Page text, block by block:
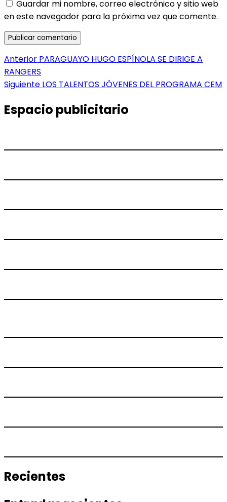
Guardar mi nombre, correo electrónico y sitio web
en este navegador para la próxima vez que comente.
Navegación
de
Anterior Entrada
anterior:
PARAGUAYO HUGO ESPÍNOLA SE DIRIGE A
RANGERS
Siguiente Entrada
LOS TALENTOS JÓVENES DEL PROGRAMA CEM
Espacio publicitario
Recientes